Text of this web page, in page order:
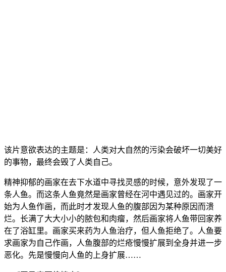
该片意欲表达的主题是：人类对大自然的污染会破坏一切美好
的事物，最终会毁了人类自己。
精神抑郁的画家在去下水道中寻找灵感的时候，意外发现了一
条人鱼。而这条人鱼竟然是画家曾经在河中遇见过的。画家开
始为人鱼作画，而此时才发现人鱼的腹部因为某种原因而溃
烂。长满了大大小小的脓包和肉瘤，然后画家将人鱼带回家养
在了浴缸里。画家买来药为人鱼治疗，但人鱼拒绝了。人鱼要
求画家为自己作画，人鱼腹部的烂疮慢慢扩展到全身并进一步
恶化。先是慢慢向人鱼的上身扩展……